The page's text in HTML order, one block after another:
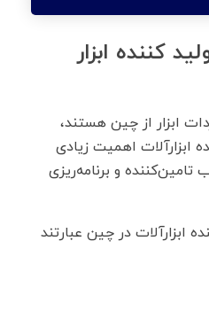
کننده ابزار
ابزار از چین هستند،
ابزارآلات اهمیت زیادی
تامین‌کننده و برنامه‌ریزی
ابزارآلات در چین عبارتند